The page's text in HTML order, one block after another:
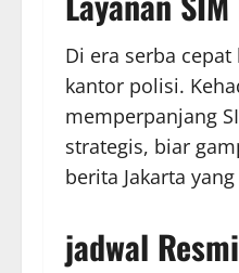
Di era serba
kantor polisi.
memperpanjang
strategis, biar
berita Jakarta
jadwal